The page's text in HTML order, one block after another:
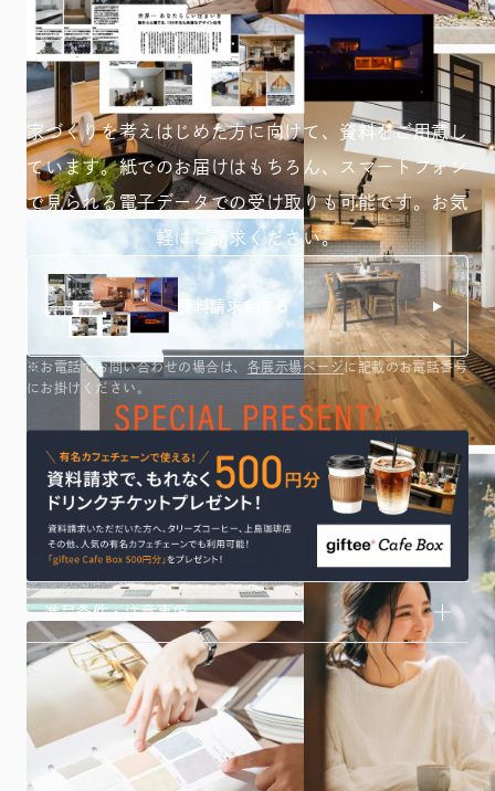
家づくりを考えはじめた方に向けて、資料をご用意し
ています。紙でのお届けはもちろん、スマートフォン
で見られる 電子データでの受け取りも可能です。お気
軽にご請求ください。
資料請求をする
※お電話でお問い合わせの場合は、 各展示場ページに記載のお電話番号
にお掛けください。
進呈条件・注意事項